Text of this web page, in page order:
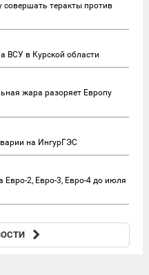
теракты против
ВСУ в Курской области
жара разоряет Европу
на ИнгурГЭС
2, Евро-3, Евро-4 до июля
в Минобороны: